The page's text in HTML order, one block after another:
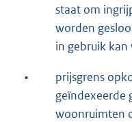
staat om
worden
in gebruik kan
•
prijsgrens
geïndexeerde
woonruimten